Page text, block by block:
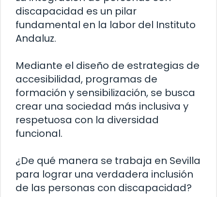
discapacidad es un pilar
fundamental en la labor del Instituto
Andaluz.
Mediante el diseño de estrategias de
accesibilidad, programas de
formación y sensibilización, se busca
crear una sociedad más inclusiva y
respetuosa con la diversidad
funcional.
¿De qué manera se trabaja en Sevilla
para lograr una verdadera inclusión
de las personas con discapacidad?